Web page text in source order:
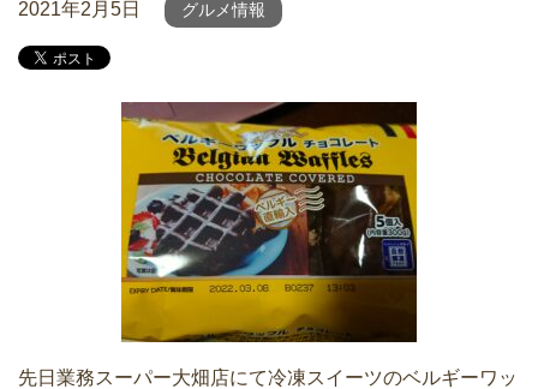
2021年2月5日 グルメ情報
先日業務スーパー大畑店にて冷凍スイーツのベルギーワッ